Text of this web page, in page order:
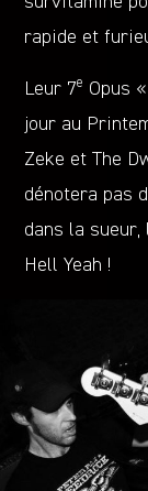
rapide et
Leur 7e Opus
jour au
Zeke et The
dénotera pas
dans la sueur,
Hell Yeah !